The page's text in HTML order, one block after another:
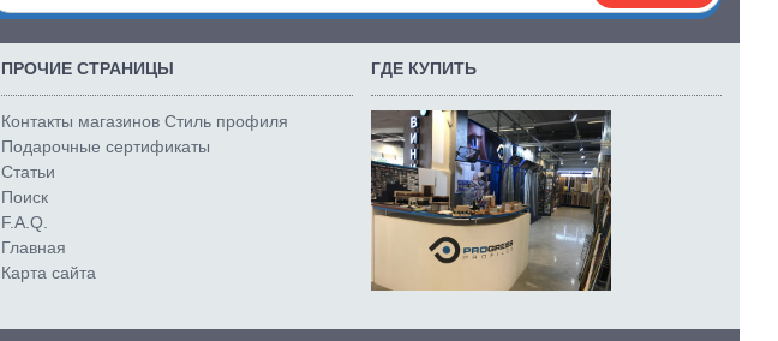
ПРОЧИЕ СТРАНИЦЫ
Контакты магазинов Стиль профиля
Подарочные сертификаты
Статьи
Поиск
F.A.Q.
Главная
Карта сайта
ГДЕ КУПИТЬ